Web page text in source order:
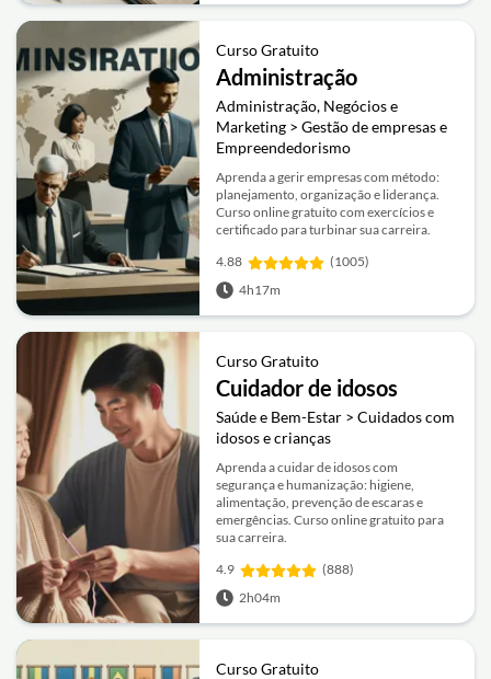
Curso Gratuito
Administração
Administração, Negócios e
Marketing > Gestão de empresas e
Empreendedorismo
Aprenda a gerir empresas com método:
planejamento, organização e liderança.
Curso online gratuito com exercícios e
certificado para turbinar sua carreira.
4.88
(1005)
4h17m
Curso Gratuito
Cuidador de idosos
Saúde e Bem-Estar > Cuidados com
idosos e crianças
Aprenda a cuidar de idosos com
segurança e humanização: higiene,
alimentação, prevenção de escaras e
emergências. Curso online gratuito para
sua carreira.
4.9
(888)
2h04m
Curso Gratuito